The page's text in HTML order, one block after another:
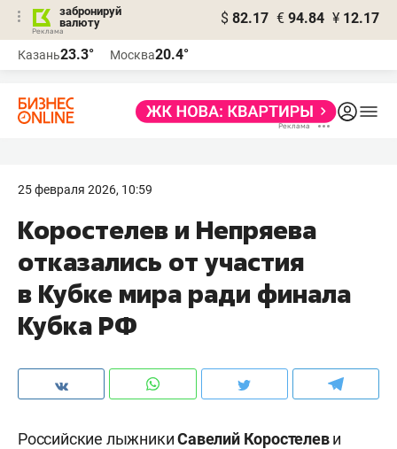
забронируй
валюту
$ 82.17 € 94.84 ¥ 12.17
Казань23.3° Москва20.4°
25 февраля 2026, 10:59
Коростелев и Непряева
отказались от участия
в Кубке мира ради финала
Кубка РФ
Российские лыжникиСавелий Коростелеви